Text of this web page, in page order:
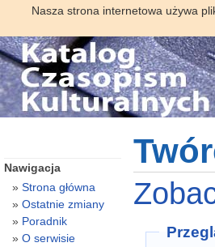
Nasza strona internetowa używa
Nawigacja
Strona główna
Ostatnie zmiany
Poradnik
O serwisie